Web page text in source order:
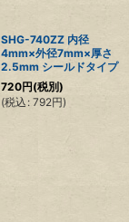
SHG-740ZZ 内径
4mm×外径7mm×厚さ
2.5mm シールドタイプ
720円(税別)
(税込 : 792円)